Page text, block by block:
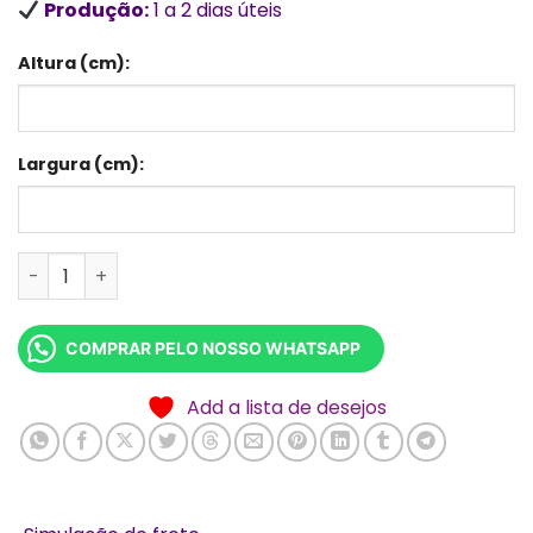
Produção:1 a 2 dias úteis
Altura (cm):
Largura (cm):
Adesivo Recortado (Plotter Depilado e Mascarado) M²
COMPRAR PELO NOSSO WHATSAPP
Add a lista de desejos